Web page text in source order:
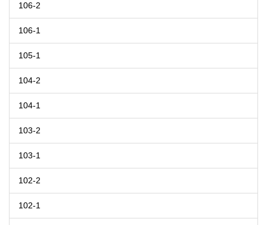
106-2
106-1
105-1
104-2
104-1
103-2
103-1
102-2
102-1